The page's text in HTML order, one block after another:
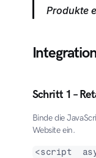
Produkte
Schritt 1 –
Binde die
Website ein.
<script